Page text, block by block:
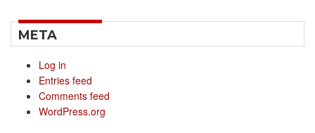
META
Log in
Entries feed
Comments feed
WordPress.org